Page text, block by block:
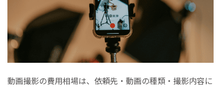
動画撮影の費用相場は、依頼先・動画の種類・撮影内容に